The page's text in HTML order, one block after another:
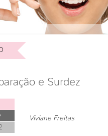
e Surdez
Viviane Freitas